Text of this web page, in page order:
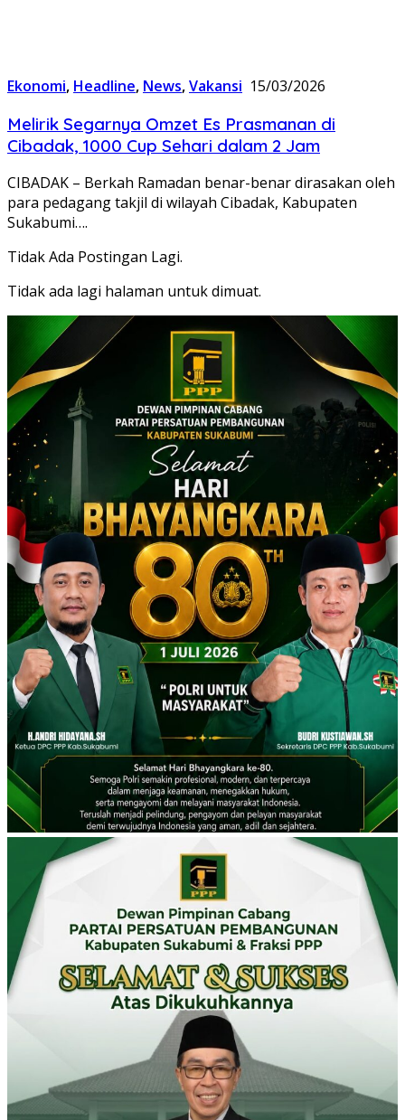
Ekonomi, Headline, News,Vakansi 15/03/2026
Melirik Segarnya Omzet Es Prasmanan di
Cibadak, 1000 Cup Sehari dalam 2 Jam
CIBADAK – Berkah Ramadan benar-benar dirasakan oleh
para pedagang takjil di wilayah Cibadak, Kabupaten
Sukabumi….
Tidak Ada Postingan Lagi.
Tidak ada lagi halaman untuk dimuat.